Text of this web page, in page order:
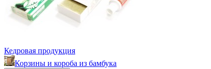
Кедровая продукция
Корзины и короба из бамбука